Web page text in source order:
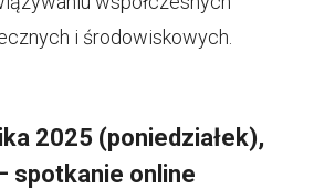
i środowiskowych.
2025 (poniedziałek),
spotkanie online